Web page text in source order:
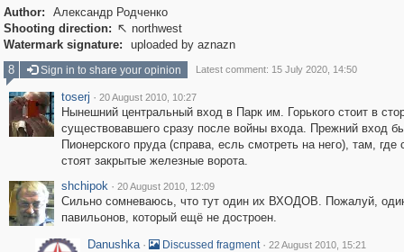
Author:
Александр Родченко
Shooting direction:  northwest
Watermark signature:
uploaded by aznazn
8
Sign in to share your opinion Latest comment: 15 July 2020, 14:50
toserj · 20 August 2010, 10:27
Нынешний центральный вход в Парк им. Горького стоит в
существовавшего сразу после войны входа. Прежний вход
Пионерского пруда (справа, есль смотреть на него), там, где
стоят закрытые железные ворота.
shchipok · 20 August 2010, 12:09
Сильно сомневаюсь, что тут один их ВХОДОВ. Пожалуй,
павильонов, который ещё не достроен.
Danushka · Discussed fragment · 22 August 2010, 15:21